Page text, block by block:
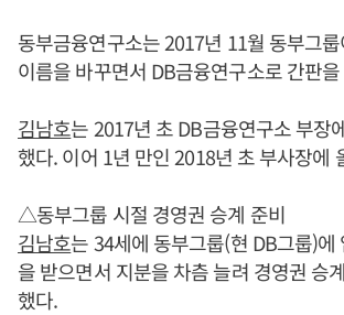
동부금융연구소는 2017년 11월 동부그
이름을 바꾸면서 DB금융연구소로 간판
김남호는 2017년 초 DB금융연구소 부장
했다. 이어 1년 만인 2018년 초 부사장에
△동부그룹 시절 경영권 승계 준비
김남호는 34세에 동부그룹(현 DB그룹)에
을 받으면서 지분을 차츰 늘려 경영권 승
했다.